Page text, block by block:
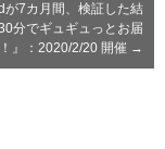
が7カ月間、検証した結
分でギュギュっとお届
』：2020/2/20 開催 →